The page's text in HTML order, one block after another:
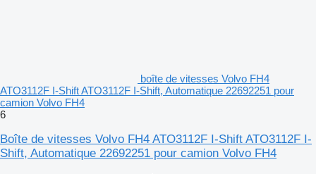
boîte de vitesses Volvo FH4
ATO3112F I-Shift ATO3112F I-Shift, Automatique 22692251 pour
camion Volvo FH4
6
Boîte de vitesses Volvo FH4 ATO3112F I-Shift ATO3112F I-
Shift, Automatique 22692251 pour camion Volvo FH4